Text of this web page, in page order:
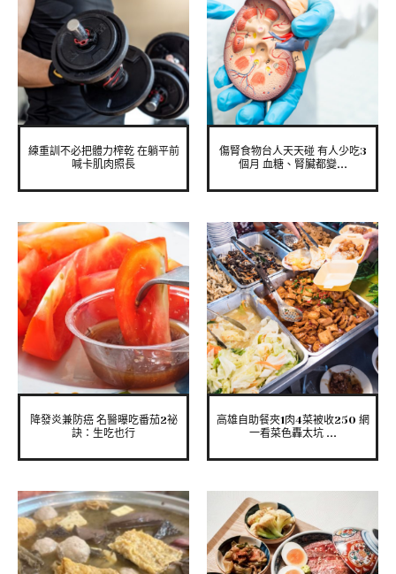
練重訓不必把體力榨乾 在躺平前
喊卡肌肉照長
傷腎食物台人天天碰 有人少吃3
個月 血糖、腎臟都變...
降發炎兼防癌 名醫曝吃番茄2祕
訣：生吃也行
高雄自助餐夾1肉4菜被收250 網
一看菜色轟太坑 ...